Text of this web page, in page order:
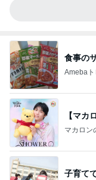
食事の
Amebaト
【マカ
マカロ
子育て